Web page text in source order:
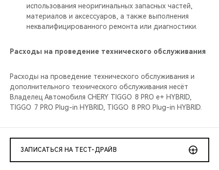
использования неоригинальных запасных частей,
материалов и аксессуаров, а также выполнения
неквалифицированного ремонта или диагностики.
Расходы на проведение технического обслуживания
Расходы на проведение технического обслуживания и
дополнительного технического обслуживания несёт
Владелец Автомобиля CHERY TIGGO 8 PRO е+ HYBRID,
TIGGO 7 PRO Plug-in HYBRID, TIGGO 8 PRO Plug-in HYBRID.
ЗАПИСАТЬСЯ НА ТЕСТ-ДРАЙВ